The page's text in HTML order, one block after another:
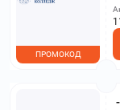
ПРОМОКОД